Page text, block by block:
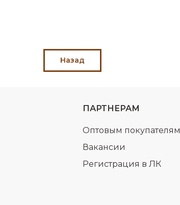
Назад
ПАРТНЕРАМ
Регистрация в ЛК
Оптовым покупателям
Вакансии